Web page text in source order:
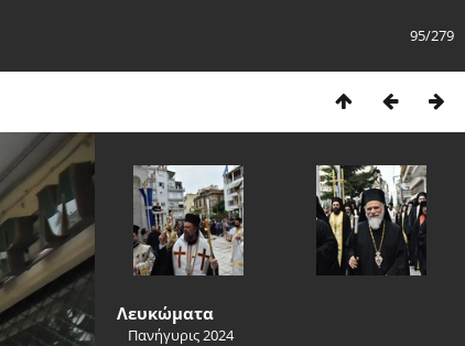
95/279
Λευκώματα
Πανήγυρις 2024